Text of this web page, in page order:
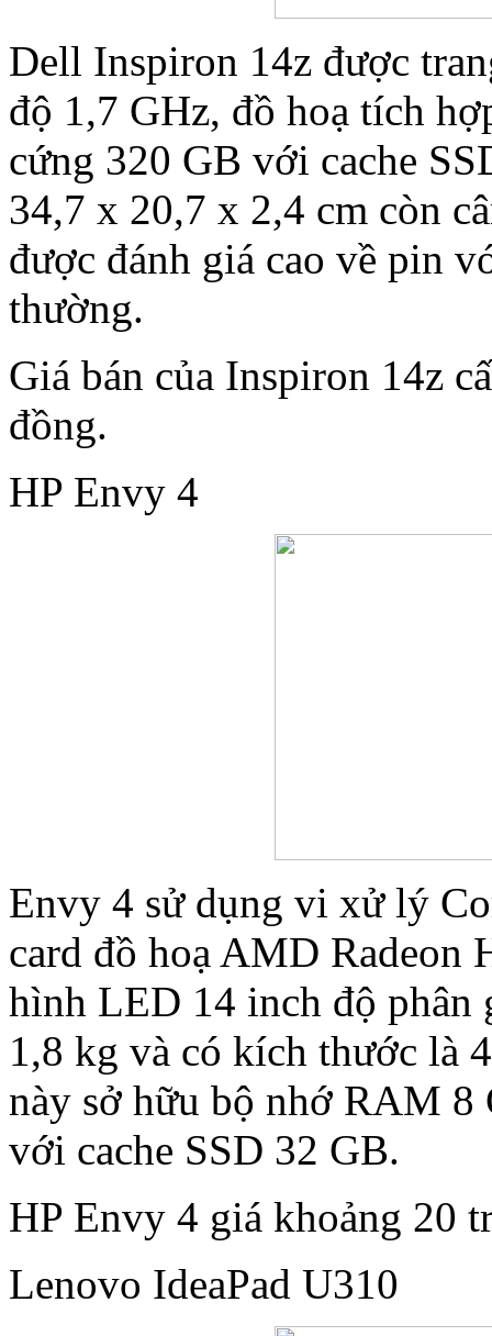
Dell Inspiron 14z được
độ 1,7 GHz, đồ hoạ tích
cứng 320 GB với cache
34,7 x 20,7 x 2,4 cm còn
được đánh giá cao về pin
thường.
Giá bán của Inspiron 14z
đồng.
HP Envy 4
Envy 4 sử dụng vi xử lý
card đồ hoạ AMD
hình LED 14 inch độ
1,8 kg và có kích thước là
này sở hữu bộ nhớ RAM
với cache SSD 32 GB.
HP Envy 4 giá khoảng 20
Lenovo IdeaPad U310